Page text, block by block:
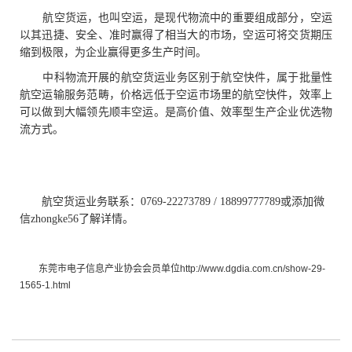
航空货运，也叫空运，是现代物流中的重要组成部分，空运
以其迅捷、安全、准时赢得了相当大的市场，空运可将交货期压
缩到极限，为企业赢得更多生产时间。
中科物流开展的航空货运业务区别于航空快件，属于批量性
航空运输服务范畴，价格远低于空运市场里的航空快件，效率上
可以做到大幅领先顺丰空运。是高价值、效率型生产企业优选物
流方式。
航空货运业务联系：0769-22273789 / 18899777789或添加微
信zhongke56了解详情。
东莞市电子信息产业协会会员单位http://www.dgdia.com.cn/show-29-
1565-1.html